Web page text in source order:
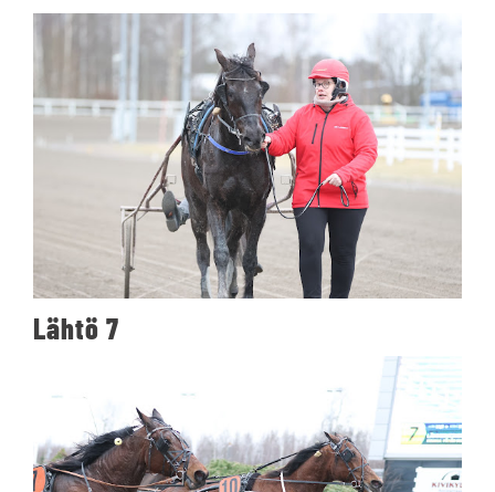
Lähtö 7